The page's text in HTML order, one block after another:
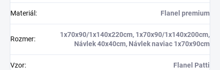
Materiál : Flanel premium
Rozmer:
1x70x90/1x140x220cm, 1x70x90/1x140x200cm,
Návlek 40x40cm, Návlek naviac 1x70x90cm
Vzor: Flanel Patti